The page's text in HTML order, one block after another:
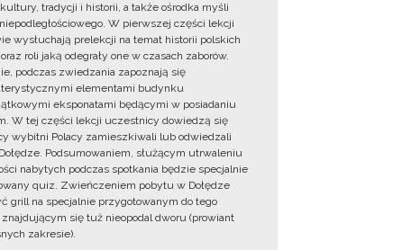
tradycji i historii, a także ośrodka myśli
W pierwszej części lekcji
wysłuchają prelekcji na temat historii polskich
roli jaką odegrały one w czasach zaborów.
podczas zwiedzania zapoznają się
elementami budynku
eksponatami będącymi w posiadaniu
W tej części lekcji uczestnicy dowiedzą się
wybitni Polacy zamieszkiwali lub odwiedzali
Podsumowaniem, służącym utrwaleniu
nabytych podczas spotkania będzie specjalnie
quiz. Zwieńczeniem pobytu w Dołędze
grill na specjalnie przygotowanym do tego
się tuż nieopodal dworu (prowiant
zakresie).